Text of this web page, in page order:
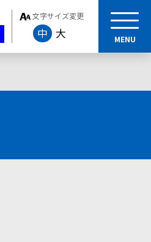
文字サイズ変更
中 大 MENU